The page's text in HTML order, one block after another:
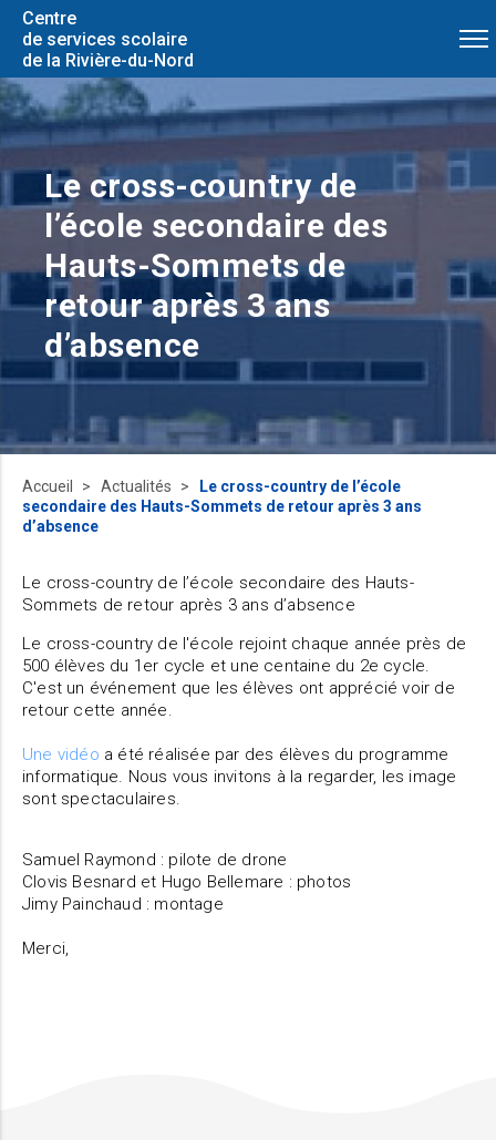
Centre
de services scolaire
de la Rivière-du-Nord
Le cross-country de
l’école secondaire des
Hauts-Sommets de
retour après 3 ans
d’absence
Accueil Actualités
Le cross-country de l’école
secondaire des Hauts-Sommets de retour après 3 ans
d’absence
Le cross-country de l’école secondaire des Hauts-
Sommets de retour après 3 ans d’absence
Le cross-country de l'école rejoint chaque année près de
500 élèves du 1er cycle et une centaine du 2e cycle.
C'est un événement que les élèves ont apprécié voir de
retour cette année.
Une vidéo a été réalisée par des élèves du programme
informatique. Nous vous invitons à la regarder, les image
sont spectaculaires.
Samuel Raymond : pilote de drone
Clovis Besnard et Hugo Bellemare : photos
Jimy Painchaud : montage
Merci,